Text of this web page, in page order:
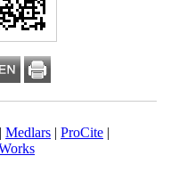
| Medlars | ProCite |